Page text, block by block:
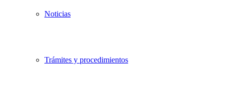
Noticias
Trámites y procedimientos